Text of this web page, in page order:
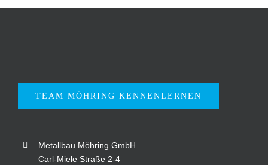
TEAM MÖHRING KENNENLERNEN
Metallbau Möhring GmbH
Carl-Miele Straße 2-4